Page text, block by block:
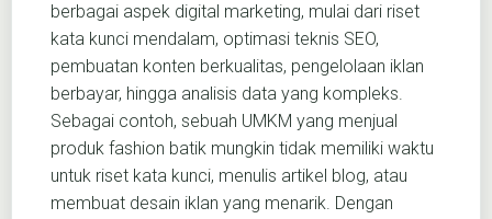
berbagai aspek digital marketing, mulai dari riset
kata kunci mendalam, optimasi teknis SEO,
pembuatan konten berkualitas, pengelolaan iklan
berbayar, hingga analisis data yang kompleks.
Sebagai contoh, sebuah UMKM yang menjual
produk fashion batik mungkin tidak memiliki waktu
untuk riset kata kunci, menulis artikel blog, atau
membuat desain iklan yang menarik. Dengan